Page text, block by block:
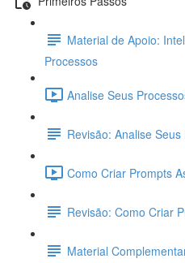
Material de Apoio:
Processos
Analise Seus
Revisão: Analise
Como Criar Prompts
Revisão: Como Criar
Material